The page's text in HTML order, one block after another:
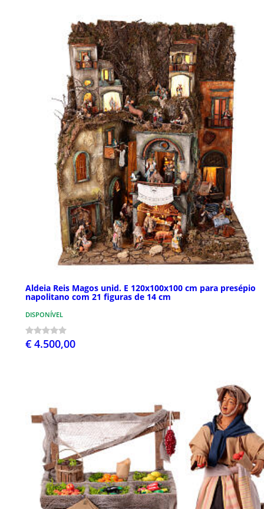
Aldeia Reis Magos unid. E 120x100x100 cm para presépio
napolitano com 21 figuras de 14 cm
DISPONÍVEL
€ 4.500,00